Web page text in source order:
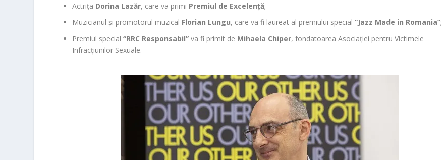
Actrița Dorina Lazăr, care va primi Premiul de Excelență;
Muzicianul și promotorul muzical Florian Lungu, care va fi laureat al premiului special“Jazz Made in Romania”;
Premiul special“RRC Responsabil” va fi primit de Mihaela Chiper, fondatoarea Asociației pentru Victimele
Infracțiunilor Sexuale.